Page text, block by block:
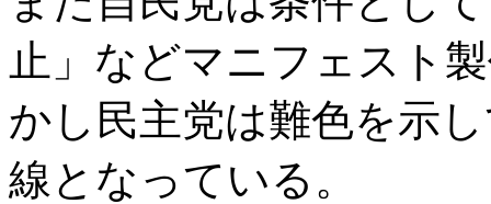
止」などマニフェスト
かし民主党は難色を示
線となっている。